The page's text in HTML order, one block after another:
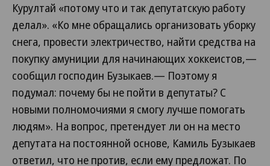
Курултай «потому что и так депутатскую работу
делал». «Ко мне обращались организовать уборку
снега, провести электричество, найти средства на
покупку амуниции для начинающих хоккеистов,—
сообщил господин Бузыкаев.— Поэтому я
подумал: почему бы не пойти в депутаты? С
новыми полномочиями я смогу лучше помогать
людям». На вопрос, претендует ли он на место
депутата на постоянной основе, Камиль Бузыкаев
ответил, что не против, если ему предложат. По